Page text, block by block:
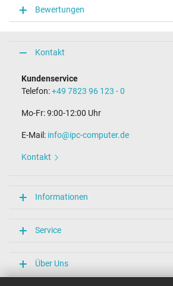
Steckertyp / -form
rund / 180° gerade
9,5 mm
Ja
Länge Anschlusskabel (m) (ca.)
Länge / Breite / Höhe
Weitere Daten
Ja
CE
Bewertungen
Kontakt
Kundenservice
Telefon:+49 7823 96 123 - 0
Mo-Fr: 9:00-12:00 Uhr
E-Mail: info@ipc-computer.de
Kontakt
Informationen
Service
Über Uns